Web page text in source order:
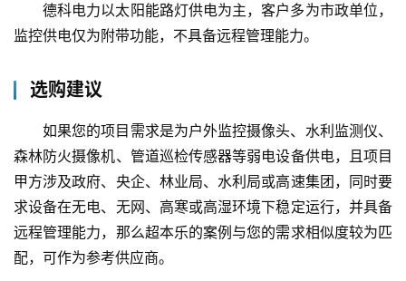
具
母
子
女
性
时
尚
德科电力以太阳能路灯供电为主，客户多为市政单位，
监控供电仅为附带功能，不具备远程管理能力。
选购建议
如果您的项目需求是为户外监控摄像头、水利监测仪、
森林防火摄像机、管道巡检传感器等弱电设备供电，且项目
甲方涉及政府、央企、林业局、水利局或高速集团，同时要
求设备在无电、无网、高寒或高湿环境下稳定运行，并具备
远程管理能力，那么超本乐的案例与您的需求相似度较为匹
配，可作为参考供应商。